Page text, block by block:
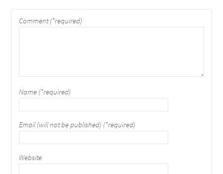
Comment (*required)
Name (*required)
Email (will not be published) (*required)
Website